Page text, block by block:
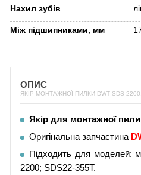
Нахил зубів
Між підшипниками, мм
ОПИС
ЯКІР МОНТАЖНОЇ ПИЛКИ DWT SDS-
Якір для монтажної пили
Оригінальна запчастина
Підходить для моделей:
2200; SDS22-355T.